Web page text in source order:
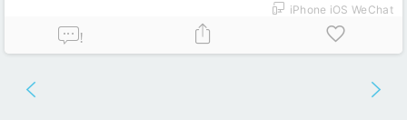
iPhone iOS WeChat
!